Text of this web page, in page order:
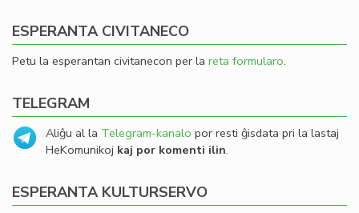
ESPERANTA CIVITANECO
Petu la esperantan civitanecon per la reta formularo.
TELEGRAM
Aliĝu al la Telegram-kanalo por resti ĝisdata pri la lastaj
HeKomunikoj kaj por komenti ilin.
ESPERANTA KULTURSERVO